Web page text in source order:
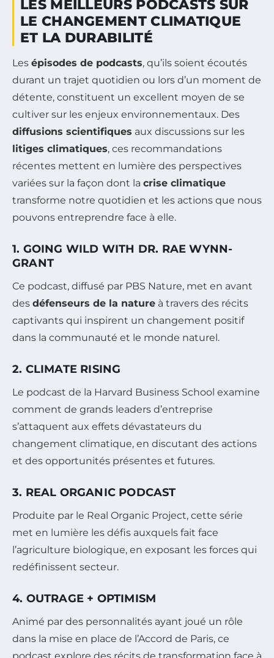
LES MEILLEURS PODCASTS SUR
LE CHANGEMENT CLIMATIQUE
ET LA DURABILITÉ
Les épisodes de podcasts, qu’ils soient écoutés
durant un trajet quotidien ou lors d’un moment de
détente, constituent un excellent moyen de se
cultiver sur les enjeux environnementaux. Des
diffusions scientifiques aux discussions sur les
litiges climatiques, ces recommandations
récentes mettent en lumière des perspectives
variées sur la façon dont la crise climatique
transforme notre quotidien et les actions que nous
pouvons entreprendre face à elle.
1. GOING WILD WITH DR. RAE WYNN-
GRANT
Ce podcast, diffusé par PBS Nature, met en avant
des défenseurs de la nature à travers des récits
captivants qui inspirent un changement positif
dans la communauté et le monde naturel.
2. CLIMATE RISING
Le podcast de la Harvard Business School examine
comment de grands leaders d’entreprise
s’attaquent aux effets dévastateurs du
changement climatique, en discutant des actions
et des opportunités présentes et futures.
3. REAL ORGANIC PODCAST
Produite par le Real Organic Project, cette série
met en lumière les défis auxquels fait face
l’agriculture biologique, en exposant les forces qui
redéfinissent secteur.
4. OUTRAGE + OPTIMISM
Animé par des personnalités ayant joué un rôle
dans la mise en place de l’Accord de Paris, ce
podcast explore des récits de transformation face à